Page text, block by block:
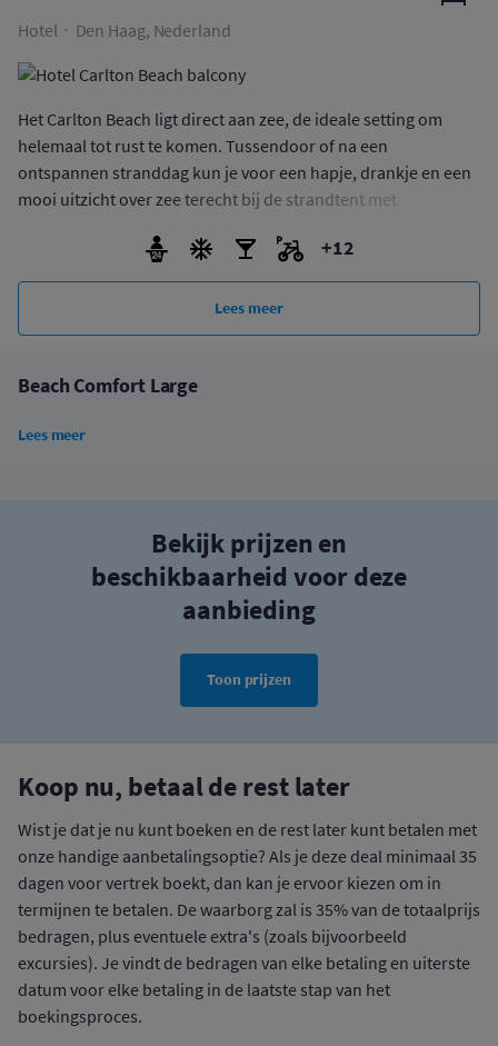
Hotel Den Haag, Nederland
Het Carlton Beach ligt direct aan zee, de ideale setting om
helemaal tot rust te komen. Tussendoor of na een
ontspannen stranddag kun je voor een hapje, drankje en een
mooi uitzicht over zee terecht bij de strandtent met
bij een van de twee restaurants in het hotel: de Beach
Brasserie of de Smuggler's Grill. Overigens ligt het hotel ook
vlak bij de stad Den Haag en 2 kilometer van de haven van
Scheveningen, dus mogelijkheden genoeg om precies te doen
+12
Lees meer
Beach Comfort Large
Lees meer
Bekijk prijzen en
beschikbaarheid voor deze
aanbieding
Toon prijzen
Koop nu, betaal de rest later
Wist je dat je nu kunt boeken en de rest later kunt betalen met
onze handige aanbetalingsoptie? Als je deze deal minimaal 35
dagen voor vertrek boekt, dan kan je ervoor kiezen om in
termijnen te betalen. De waarborg zal is 35% van de totaalprijs
bedragen, plus eventuele extra's (zoals bijvoorbeeld
excursies). Je vindt de bedragen van elke betaling en uiterste
datum voor elke betaling in de laatste stap van het
boekingsproces.